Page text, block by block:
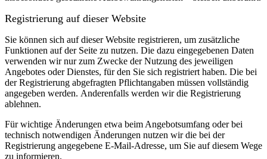
Registrierung auf dieser Website
Sie können sich auf dieser Website registrieren, um zusätzliche
Funktionen auf der Seite zu nutzen. Die dazu eingegebenen Daten
verwenden wir nur zum Zwecke der Nutzung des jeweiligen
Angebotes oder Dienstes, für den Sie sich registriert haben. Die bei
der Registrierung abgefragten Pflichtangaben müssen vollständig
angegeben werden. Anderenfalls werden wir die Registrierung
ablehnen.
Für wichtige Änderungen etwa beim Angebotsumfang oder bei
technisch notwendigen Änderungen nutzen wir die bei der
Registrierung angegebene E-Mail-Adresse, um Sie auf diesem Wege
zu informieren.